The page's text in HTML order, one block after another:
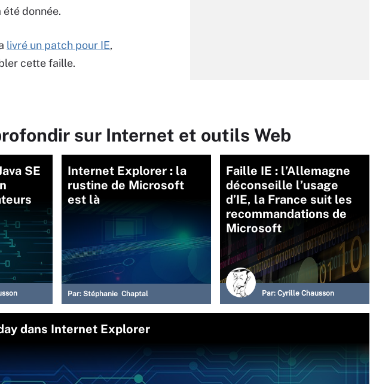
été donnée.
livré un patch pour IE,
cette faille.
sur Internet et outils Web
SE
Internet Explorer : la
rustine de Microsoft
est là
Par: Stéphanie Chaptal
Faille IE : l’Allemagne
déconseille l’usage
d’IE, la France suit les
recommandations de
Microsoft
Par: Cyrille Chausson
dans Internet Explorer